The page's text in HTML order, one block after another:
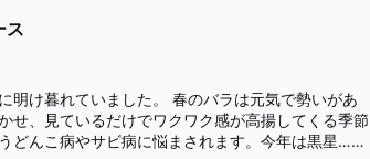
ス
明け暮れていました。 春のバラは元気で勢いがあ
せ、見ているだけでワクワク感が高揚してくる季節
どんこ病やサビ病に悩まされます。今年は黒星……